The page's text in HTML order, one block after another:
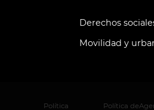
Derechos
Movilidad y
Política Política de